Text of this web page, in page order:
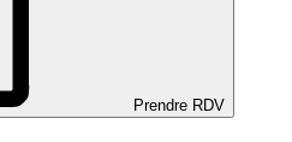
Prendre RDV